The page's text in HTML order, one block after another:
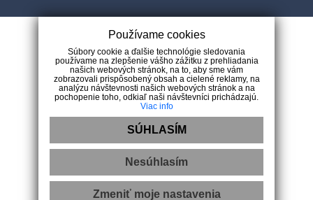
Kontakt
Špania Dolina 188
97401 Špania Dolina
0907 333 076
reality@smartrealityservice.sk
Používame cookies
Súbory cookie a ďalšie technológie sledovania
používame na zlepšenie vášho zážitku z prehliadania
našich webových stránok, na to, aby sme vám
zobrazovali prispôsobený obsah a cielené reklamy, na
analýzu návštevnosti našich webových stránok a na
pochopenie toho, odkiaľ naši návštevníci prichádzajú.
Viac info
SÚHLASÍM
Nesúhlasím
Zmeniť moje nastavenia